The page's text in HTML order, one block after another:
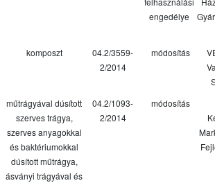
engedélye
komposzt
04.2/3559-
2/2014
módosítás
műtrágyával dúsított
szerves trágya,
szerves anyagokkal
és baktériumokkal
dúsított műtrágya,
ásványi trágyával és
04.2/1093-
2/2014
módosítás